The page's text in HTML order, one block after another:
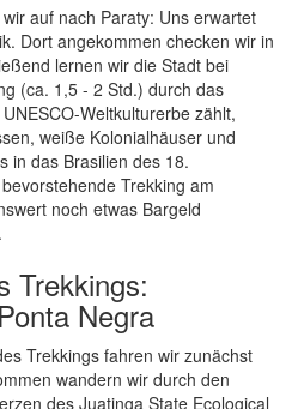
auf nach Paraty: Uns erwartet
Dort angekommen checken wir in
lernen wir die Stadt bei
(ca. 1,5 - 2 Std.) durch das
Weltkulturerbe zählt,
weiße Kolonialhäuser und
in das Brasilien des 18.
Trekking am
noch etwas Bargeld
Trekkings:
Negra
Trekkings fahren wir zunächst
wandern wir durch den
des Juatinga State Ecological